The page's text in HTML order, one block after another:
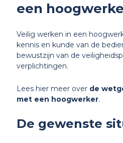
een
Veilig werken in een
kennis en kunde van de
bewustzijn van de
verplichtingen.
Lees hier meer over de
met een hoogwerker.
De gewenste